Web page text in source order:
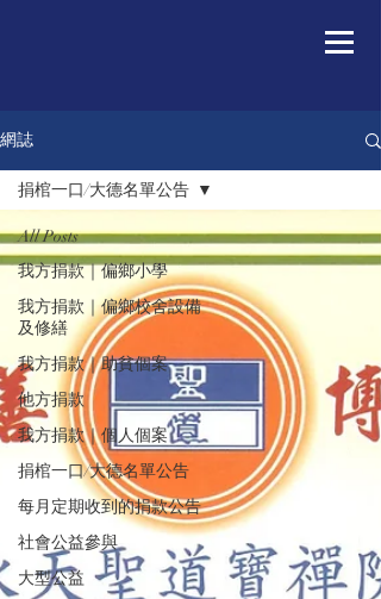
網誌
All Posts
我方捐款｜偏鄉小學
我方捐款｜偏鄉校舍設備
及修繕
我方捐款｜助貧個案
他方捐款
我方捐款｜個人個案
捐棺一口/大德名單公告
每月定期收到的捐款公告
社會公益參與
大型公益
捐棺一口/大德名單公告